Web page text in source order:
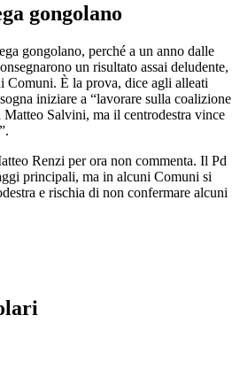
gongolano
gongolano, perché a un anno dalle
un risultato assai deludente,
Comuni. È la prova, dice agli alleati
iniziare a “lavorare sulla coalizione
Matteo Salvini, ma il centrodestra vince
Renzi per ora non commenta. Il Pd
principali, ma in alcuni Comuni si
e rischia di non confermare alcuni